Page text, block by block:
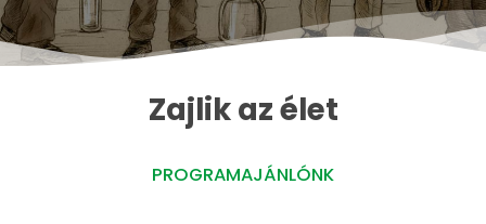
Zajlik az élet
PROGRAMAJÁNLÓNK